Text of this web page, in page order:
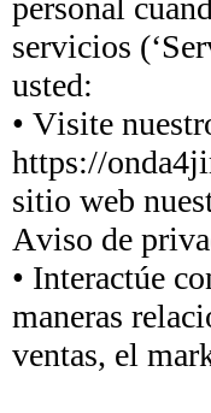
personal
servicios
usted:
• Visite
https://
sitio web
Aviso de
• Interactúe
maneras
ventas, el